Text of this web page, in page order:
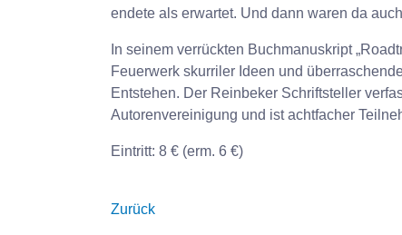
endete als erwartet. Und dann waren da
In seinem verrückten Buchmanuskript
Feuerwerk skurriler Ideen und
Entstehen. Der Reinbeker Schriftsteller
Autorenvereinigung und ist achtfacher
Eintritt: 8 € (erm. 6 €)
Zurück